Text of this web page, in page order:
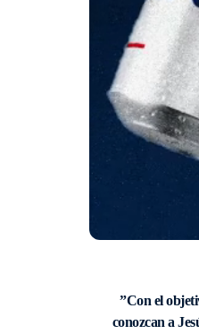
”Con el
conozcan a